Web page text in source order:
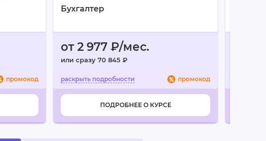
промокод
Бухгалтер
от 2 977 ₽/мес.
или сразу 70 845 ₽
промокод
ПОДРОБНЕЕ О КУРСЕ